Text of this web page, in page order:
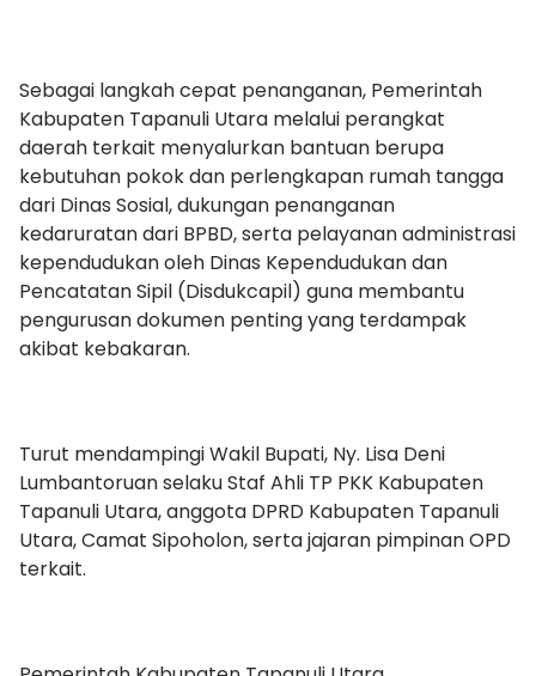
Sebagai langkah cepat penanganan, Pemerintah
Kabupaten Tapanuli Utara melalui perangkat
daerah terkait menyalurkan bantuan berupa
kebutuhan pokok dan perlengkapan rumah tangga
dari Dinas Sosial, dukungan penanganan
kedaruratan dari BPBD, serta pelayanan administrasi
kependudukan oleh Dinas Kependudukan dan
Pencatatan Sipil (Disdukcapil) guna membantu
pengurusan dokumen penting yang terdampak
akibat kebakaran.
Turut mendampingi Wakil Bupati, Ny. Lisa Deni
Lumbantoruan selaku Staf Ahli TP PKK Kabupaten
Tapanuli Utara, anggota DPRD Kabupaten Tapanuli
Utara, Camat Sipoholon, serta jajaran pimpinan OPD
terkait.